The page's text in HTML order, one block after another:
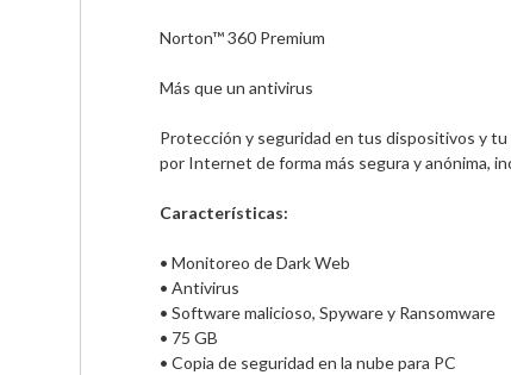
Norton™ 360 Premium
Más que un antivirus
Protección y seguridad en tus dispositivos y
por Internet de forma más segura y anónima,
Características:
• Monitoreo de Dark Web
• Antivirus
• Software malicioso, Spyware y Ransomware
• 75 GB
• Copia de seguridad en la nube para PC